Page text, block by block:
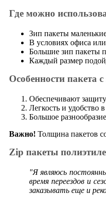
Где можно
Зип пакеты
В условиях офиса
Большие зип пакеты
Каждый размер
Особенности пакета
Обеспечивают
Легкость и удобство
Большое
Важно! Толщина пакетов
Zip пакеты
"Я являюсь
время переездов и
заказывать еще и